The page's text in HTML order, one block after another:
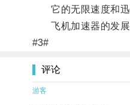
它的无限速度和迅
飞机加速器的发展
#3#
评论
游客